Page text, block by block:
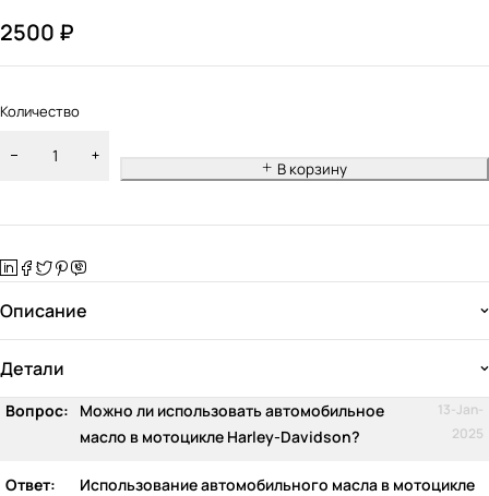
2500 ₽
Количество
В корзину
Описание
Детали
Вопрос:
Можно ли использовать автомобильное
масло в мотоцикле Harley-Davidson?
13-Jan-
2025
Ответ:
Использование автомобильного масла в мотоцикле